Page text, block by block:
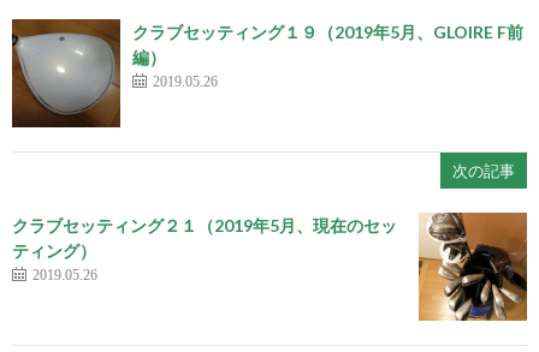
クラブセッティング１９（2019年5月、GLOIRE F前
編）
2019.05.26
次の記事
クラブセッティング２１（2019年5月、現在のセッ
ティング）
2019.05.26